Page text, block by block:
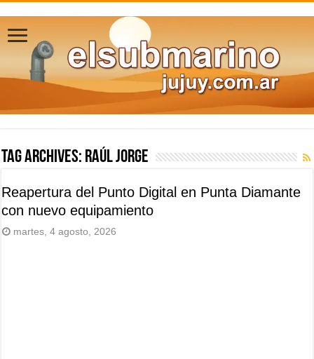
Tag Archives: Raúl Jorge
Reapertura del Punto Digital en Punta Diamante
con nuevo equipamiento
martes, 4 agosto, 2026